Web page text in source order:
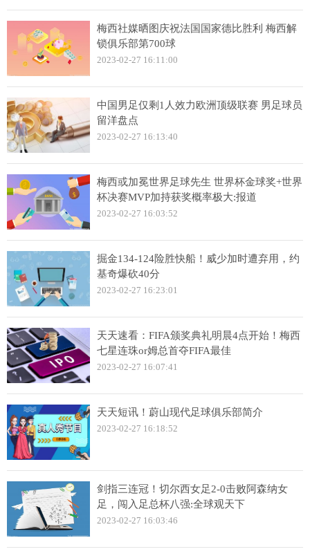
梅西社媒晒图庆祝法国国家德比胜利 梅西解
锁俱乐部第700球
2023-02-27 16:11:00
中国男足仅剩1人效力欧洲顶级联赛 男足球员
留洋盘点
2023-02-27 16:13:40
梅西或加冕世界足球先生 世界杯金球奖+世界
杯决赛MVP加持获奖概率极大:报道
2023-02-27 16:03:52
掘金134-124险胜快船！威少加时遭弃用，约
基奇爆砍40分
2023-02-27 16:23:01
天天速看：FIFA颁奖典礼明晨4点开始！梅西
七星连珠or姆总首夺FIFA最佳
2023-02-27 16:07:41
天天短讯！蔚山现代足球俱乐部简介
2023-02-27 16:18:52
剑指三连冠！切尔西女足2-0击败阿森纳女
足，闯入足总杯八强:全球观天下
2023-02-27 16:03:46